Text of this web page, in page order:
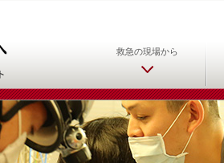
日本救急医学会
救急の現場から